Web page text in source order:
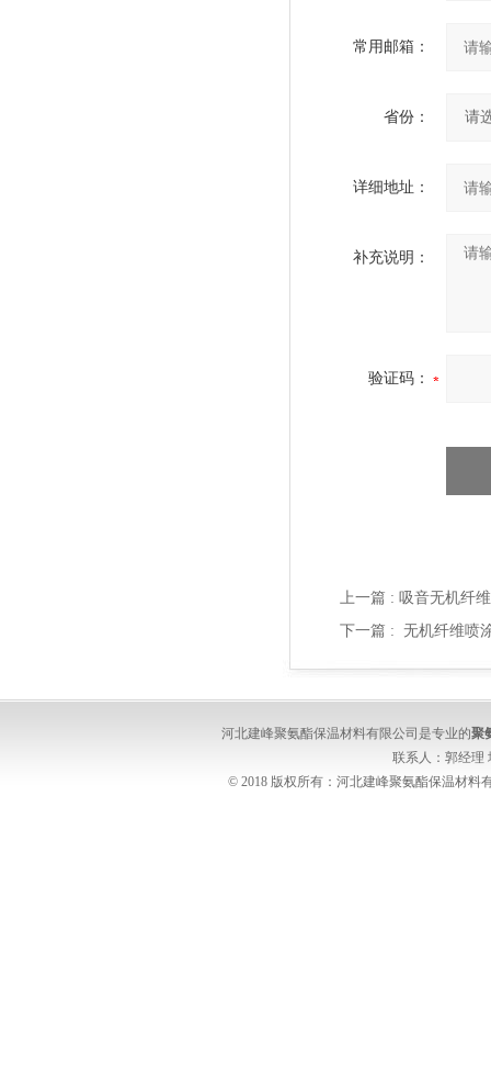
常用邮箱：
省份：
详细地址：
补充说明：
验证码：
上一篇 : 吸音无机纤
下一篇 : 无机纤维喷
河北建峰聚氨酯保温材料有限公司是专业的聚
联系人：郭经理
© 2018 版权所有：河北建峰聚氨酯保温材